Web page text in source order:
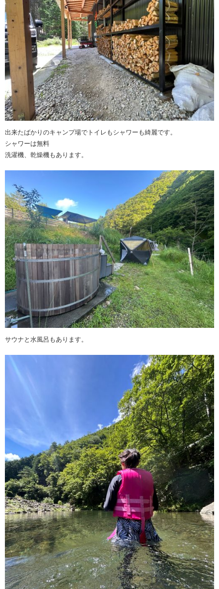
出来たばかりのキャンプ場でトイレもシャワーも綺麗です。
シャワーは無料
洗濯機、乾燥機もあります。
サウナと水風呂もあります。